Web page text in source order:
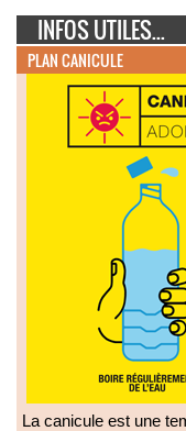
INFOS UTILES...
PLAN CANICULE
La canicule est une